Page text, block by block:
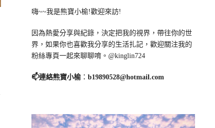
嗨~~我是熊寶小榆!歡迎來訪!
因為熱愛分享與紀錄，決定把我的視界，帶往你的世
界，如果你也喜歡我分享的生活扎記，歡迎關注我的
粉絲專頁一起來聊聊唷。@kinglin724
📫連絡熊寶小榆： b19890528@hotmail.com